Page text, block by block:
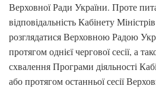
Верховної Ради України. Проте
відповідальність Кабінету
розглядатися Верховною Радою
протягом однієї чергової сесії, а
схвалення Програми діяльності
або протягом останньої сесії